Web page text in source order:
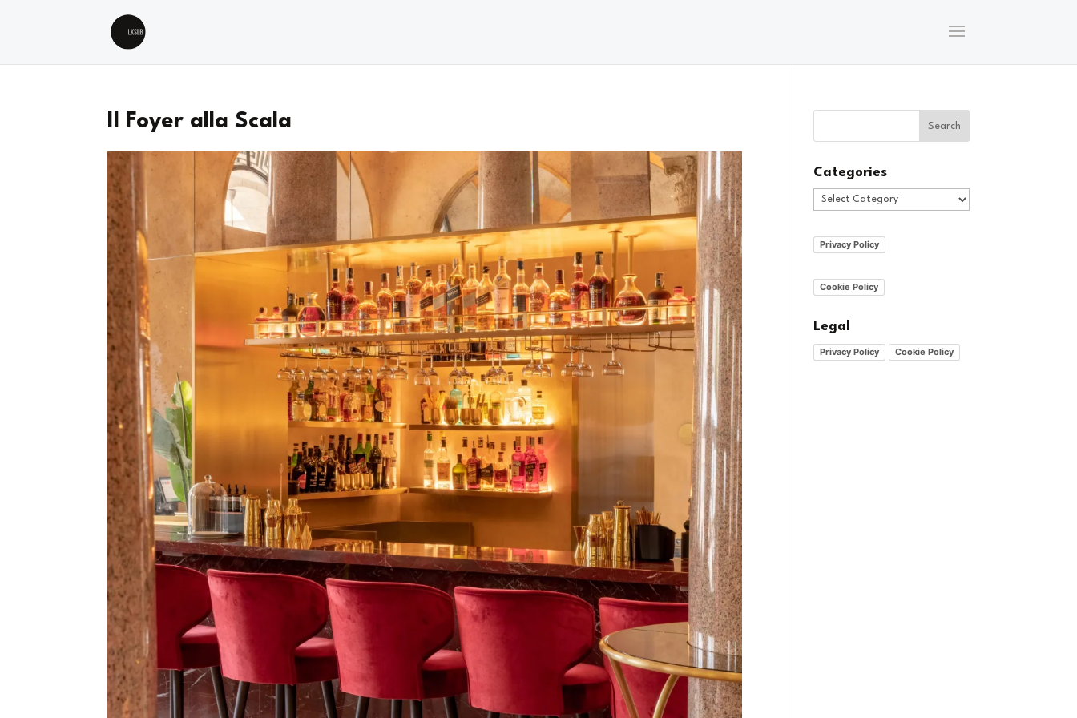
Il Foyer alla Scala
Categories
Categories
Privacy Policy
Cookie Policy
Legal
Privacy Policy Cookie Policy